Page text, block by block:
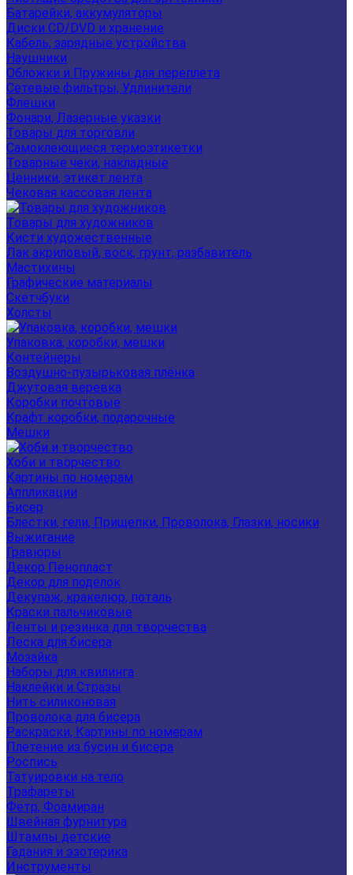
Батарейки, аккумуляторы
Диски CD/DVD и хранение
Кабель, зарядные устройства
Наушники
Обложки и Пружины для переплета
Сетевые фильтры, Удлинители
Флешки
Фонари, Лазерные указки
Товары для торговли
Самоклеющиеся термоэтикетки
Товарные чеки, накладные
Ценники, этикет лента
Чековая кассовая лента
Товары для художников
Кисти художественные
Лак акриловый, воск, грунт, разбавитель
Мастихины
Графические материалы
Скетчбуки
Холсты
Упаковка, коробки, мешки
Контейнеры
Воздушно-пузырьковая плёнка
Джутовая веревка
Коробки почтовые
Крафт коробки, подарочные
Мешки
Хоби и творчество
Картины по номерам
Аппликации
Бисер
Блестки, гели, Прищепки, Проволока, Глазки, носики
Выжигание
Гравюры
Декор Пенопласт
Декор для поделок
Декупаж, кракелюр, поталь
Краски пальчиковые
Ленты и резинка для творчества
Леска для бисера
Мозайка
Наборы для квилинга
Наклейки и Стразы
Нить силиконовая
Проволока для бисера
Раскраски, Картины по номерам
Плетение из бусин и бисера
Роспись
Татуировки на тело
Трафареты
Фетр, Фоамиран
Швейная фурнитура
Штампы детские
Гадания и эзотерика
Инструменты